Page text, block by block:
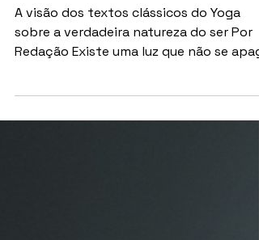
mente
A visão dos textos clássicos do Yoga